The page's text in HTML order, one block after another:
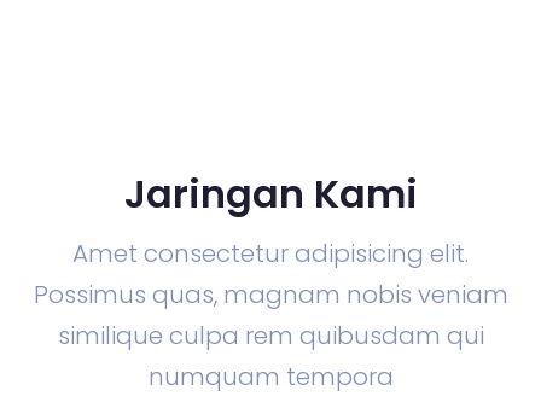
Jaringan Kami
Amet consectetur adipisicing elit.
Possimus quas, magnam nobis veniam
similique culpa rem quibusdam qui
numquam tempora